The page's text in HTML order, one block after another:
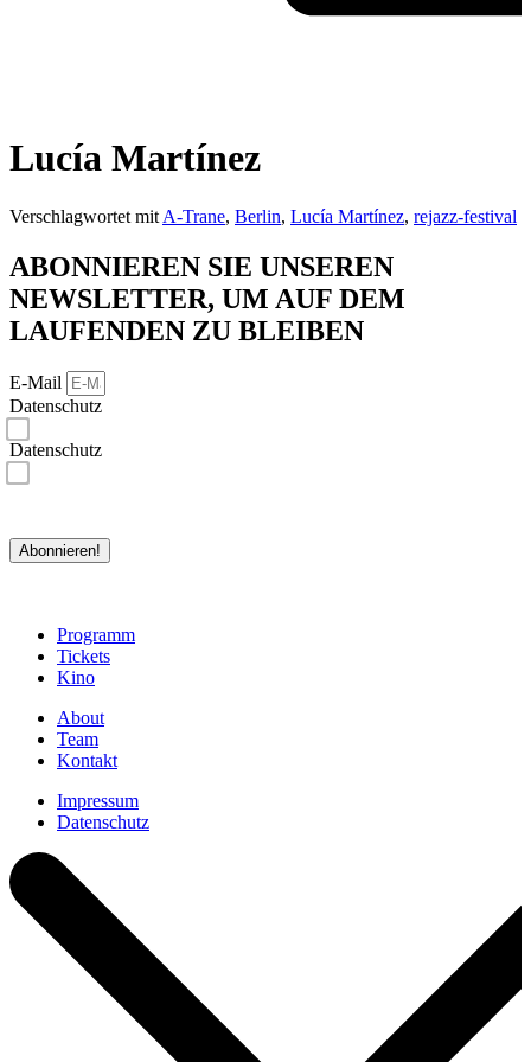
Lucía Martínez
Verschlagwortet mit A-Trane, Berlin, Lucía Martínez, rejazz-festival
ABONNIEREN SIE UNSEREN
NEWSLETTER, UM AUF DEM
LAUFENDEN ZU BLEIBEN
E-Mail
Datenschutz
Datenschutz
Abonnieren!
Programm
Tickets
Kino
About
Team
Kontakt
Impressum
Datenschutz